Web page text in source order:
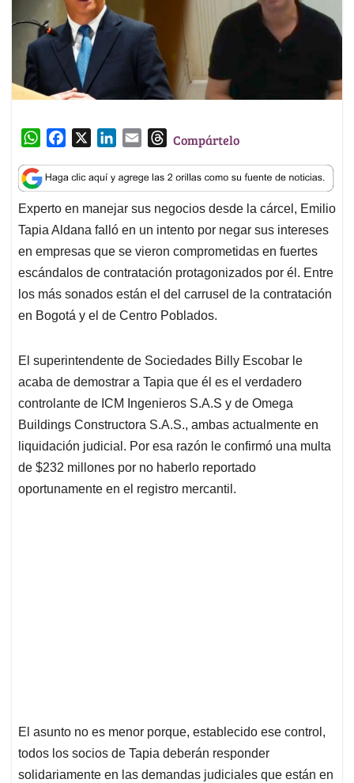
W
a
t
s
A
p
p
c
e
b
o
o
k
n
k
e
d
I
n
a
i
l
T
r
e
a
d
s
Compártelo
Experto en manejar sus negocios desde la cárcel, Emilio
Tapia Aldana falló en un intento por negar sus intereses
en empresas que se vieron comprometidas en fuertes
escándalos de contratación protagonizados por él. Entre
los más sonados están el del carrusel de la contratación
en Bogotá y el de Centro Poblados.
El superintendente de Sociedades Billy Escobar le
acaba de demostrar a Tapia que él es el verdadero
controlante de ICM Ingenieros S.A.S y de Omega
Buildings Constructora S.A.S., ambas actualmente en
liquidación judicial. Por esa razón le confirmó una multa
de $232 millones por no haberlo reportado
oportunamente en el registro mercantil.
El asunto no es menor porque, establecido ese control,
todos los socios de Tapia deberán responder
solidariamente en las demandas judiciales que están en